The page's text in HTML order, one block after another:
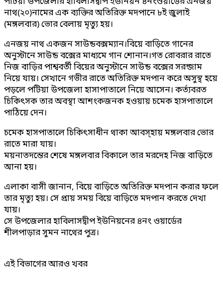
নাথ(২০)নামের এক ব্যক্তির অতিরিক্ত মদপানে ৮ই জুলাই
(মঙ্গলবার) ভোর বেলায় মৃত্যু হয়।
এনজয় নাথ একজন সাউন্ডবক্সম্যান।বিয়ে বাড়িতে গানের
অনুস্টানে সাউন্ড বক্সের মাধ্যমে গান শোনান।গত রোবরার রাতে
নিজ বাড়ির পাশ্ববর্তী বিয়ের অনুস্টানে সাউন্ড বক্সের সরন্জাম
নিয়ে যায়। সেখানে গভীর রাতে অতিরিক্ত মদপান করে অসুস্থ হয়ে
পড়লে পটিয়া উপজেলা হাসাপাতালে নিয়ে আসেন। কর্ত্যবরত
চিকিৎসক তার অবস্থা আশংকজনক হওয়ায় চমেক হাসপাতালে
পাঠিয়ে দেন।
চমেক হাসপাতালে চিকিৎসাধীন থাকা আবস্হায় মঙ্গলবার ভোর
রাতে মারা যায়।
ময়নাতদন্তের শেষে মঙ্গলবার বিকালে তার মরদেহ নিজ বাড়িতে
আনা হয়।
এলাকা বাসী জানান, বিয়ে বাড়িতে অতিরিক্ত মদপান করার ফলে
তার মৃত্যু হয়। সে প্রায় সময় বিয়ে বাড়িতে মদপান করতে দেখা
যায়।
সে উপজেলার হাবিলাসদ্বীপ ইউনিয়নের ৪নং ওয়ার্ডের
শীলপাড়ার সুমন নাথের পুত্র।
এই বিভাগের আরও খবর